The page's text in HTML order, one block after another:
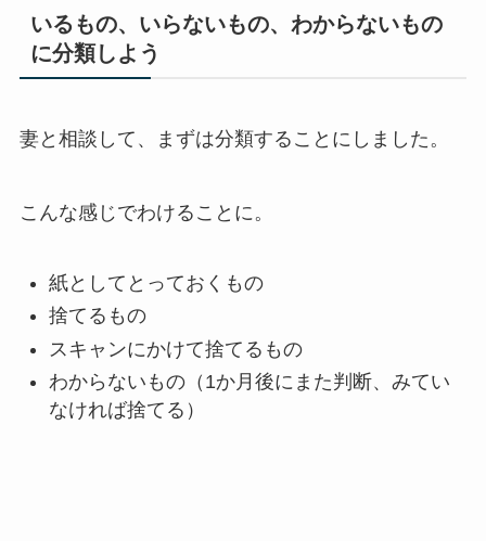
いるもの、いらないもの、わからないもの
に分類しよう
妻と相談して、まずは分類することにしました。
こんな感じでわけることに。
紙としてとっておくもの
捨てるもの
スキャンにかけて捨てるもの
わからないもの（1か月後にまた判断、みてい
なければ捨てる）